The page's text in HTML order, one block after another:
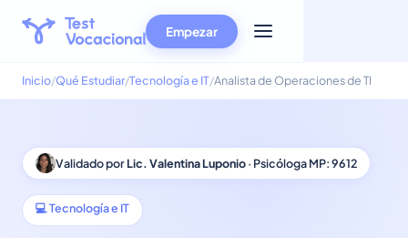
Empezar
Inicio Qué Estudiar Tecnología e IT Analista de Operaciones de TI
Validado porLic. Valentina Luponio· Psicóloga MP: 9612
💻 Tecnología e IT